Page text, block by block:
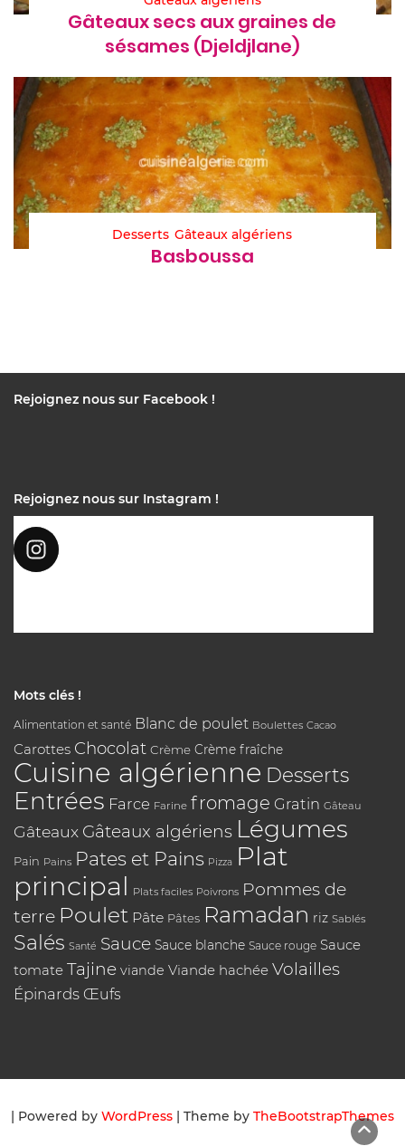
Gâteaux secs aux graines de
sésames (Djeldjlane)
Desserts Gâteaux algériens
Basboussa
Rejoignez nous sur Facebook !
Rejoignez nous sur Instagram !
Mots clés !
Alimentation et santé Blanc de poulet Boulettes Cacao
Carottes Chocolat Crème Crème fraîche
Cuisine algérienne Desserts
Entrées Farce Farine fromage Gratin Gâteau
Gâteaux Gâteaux algériens Légumes
Pain Pains Pates et Pains Pizza Plat
principal Plats faciles Poivrons Pommes de
terre Poulet Pâte Pâtes Ramadan riz Sablés
Salés Santé Sauce Sauce blanche Sauce rouge Sauce
tomate Tajine viande Viande hachée Volailles
Épinards Œufs
| Powered by WordPress | Theme by TheBootstrapThemes